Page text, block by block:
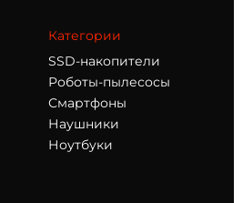
Категории
SSD-накопители
Роботы-пылесосы
Смартфоны
Наушники
Ноутбуки